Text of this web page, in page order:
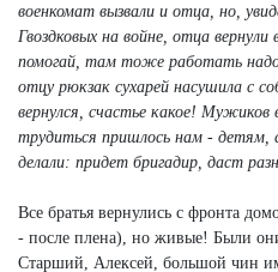
военкомат вызвали и отца, но,
Гвоздковых на войне, отца
помогай, там тоже работать
отцу рюкзак сухарей насушила с
вернулся, счастье какое! Мужиков
трудиться пришлось нам -
делали: придет бригадир, даст
Все братья вернулись с фронта
- после плена), но живые! Были
Старший, Алексей, большой чин